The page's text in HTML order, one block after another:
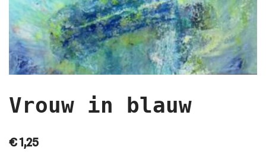
Vrouw in blauw
€1,25